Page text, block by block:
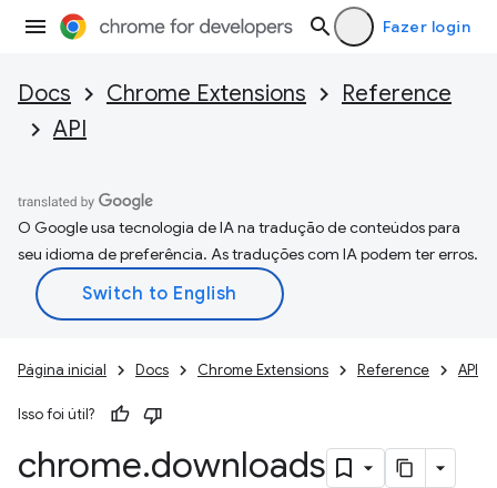
Fazer login
Docs Chrome Extensions
Reference
API
O Google usa tecnologia de IA na tradução de conteúdos para
seu idioma de preferência. As traduções com IA podem ter erros.
Página inicial Docs Chrome Extensions Reference API
Isso foi útil?
chrome.downloads